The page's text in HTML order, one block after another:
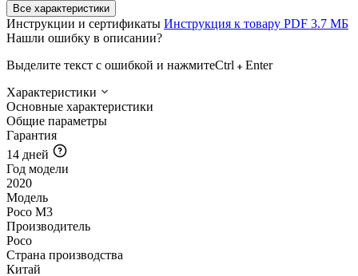
Все характеристики
Инструкции и сертификаты Инструкция к товару PDF 3.7 МБ
Нашли ошибку в описании?
Выделите текст с ошибкой и нажмитеCtrl
Enter
Характеристики
Основные характеристики
Общие параметры
Гарантия
14 дней
Год модели
2020
Модель
Poco M3
Производитель
Poco
Страна производства
Китай